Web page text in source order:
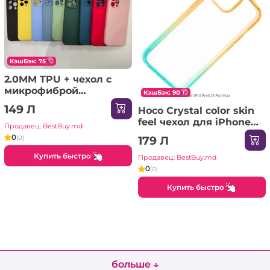
КэшБэк: 75
2.0MM TPU + чехол с
микрофиброй
SAMSUNG Galaxy A26
розовый Чехол
149 Л
Продавец: BestBuy.md
0(0)
Купить быстро
КэшБэк: 90
Hoco Crystal color skin
feel чехол для iPhone
14 Pro оранжевый
зеленый Чехол
179 Л
Продавец: BestBuy.md
0(0)
Купить быстро
больше ↓